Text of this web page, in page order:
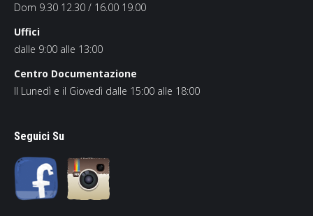
Dom 9.30 12.30 / 16.00 19.00
Uffici
dalle 9:00 alle 13:00
Centro Documentazione
Il Lunedì e il Giovedì dalle 15:00 alle 18:00
Seguici Su